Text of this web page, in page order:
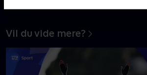
Vil du vide mere?